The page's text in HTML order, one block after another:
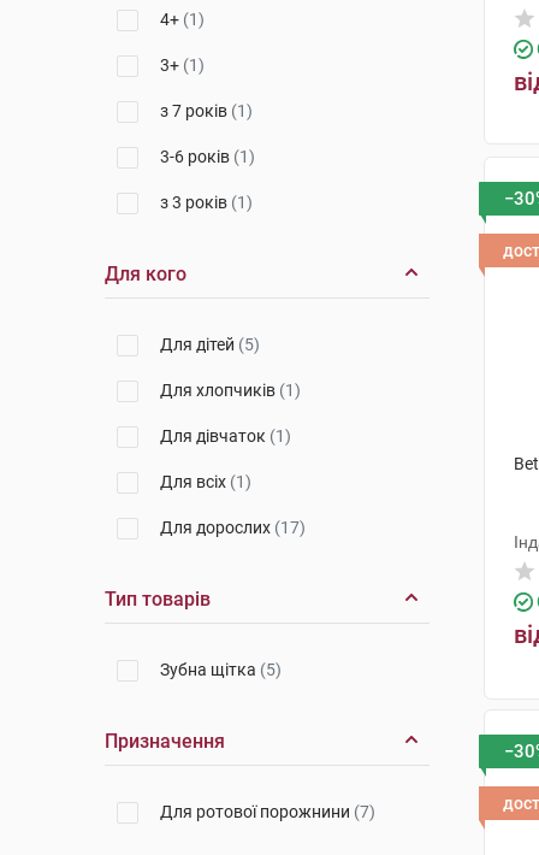
4+ (1)
3+ (1)
з 7 років (1)
3-6 років (1)
з 3 років (1)
Для кого
Для дітей (5)
Для хлопчиків (1)
Для дівчаток (1)
Для всіх (1)
Для дорослих (17)
Тип товарів
Зубна щітка (5)
Призначення
Для ротової порожнини (7)